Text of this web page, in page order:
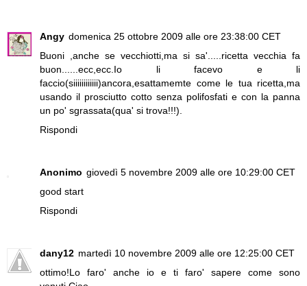
Angy domenica 25 ottobre 2009 alle ore 23:38:00 CET
Buoni ,anche se vecchiotti,ma si sa'.....ricetta vecchia fa
buon......ecc,ecc.Io li facevo e li
faccio(siiiiiiiiiiii)ancora,esattamemte come le tua ricetta,ma
usando il prosciutto cotto senza polifosfati e con la panna
un po' sgrassata(qua' si trova!!!).
Rispondi
Anonimo giovedì 5 novembre 2009 alle ore 10:29:00 CET
good start
Rispondi
dany12 martedì 10 novembre 2009 alle ore 12:25:00 CET
ottimo!Lo faro' anche io e ti faro' sapere come sono